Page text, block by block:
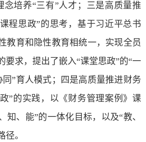
念培养“三有”人才；三是高质量推
程思政”的思考，基于习近平总书
教育和隐性教育相统一，实现全员
要求，提出了嵌入“课堂思政”的“一
”育人模式；四是高质量推进财务
”的实践，以《财务管理案例》课
知、能”的一体化目标，以及“教、
径。